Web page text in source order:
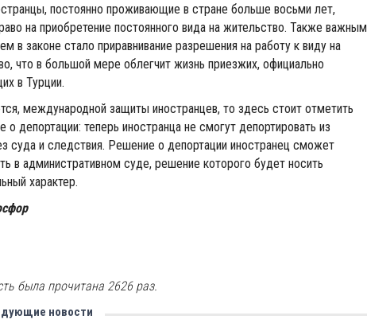
постоянно проживающие в стране больше восьми лет,
на приобретение постоянного вида на жительство. Также важным
в законе стало приравнивание разрешения на работу к виду на
что в большой мере облегчит жизнь приезжих, официально
в Турции.
международной защиты иностранцев, то здесь стоит отметить
о депортации: теперь иностранца не смогут депортировать из
суда и следствия. Решение о депортации иностранец сможет
в административном суде, решение которого будет носить
характер.
была прочитана 2626 раз.
новости